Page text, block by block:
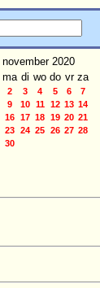
november 2020
ma di wo do vr za
2 3 4 5 6
7
9 10 11 12 13 14
16 17 18 19 20 21
23 24 25 26 27 28
30